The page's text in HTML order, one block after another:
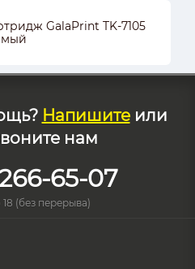
GalaPrint TK-7105
Напишитеили
нам
65-07
(без перерыва)